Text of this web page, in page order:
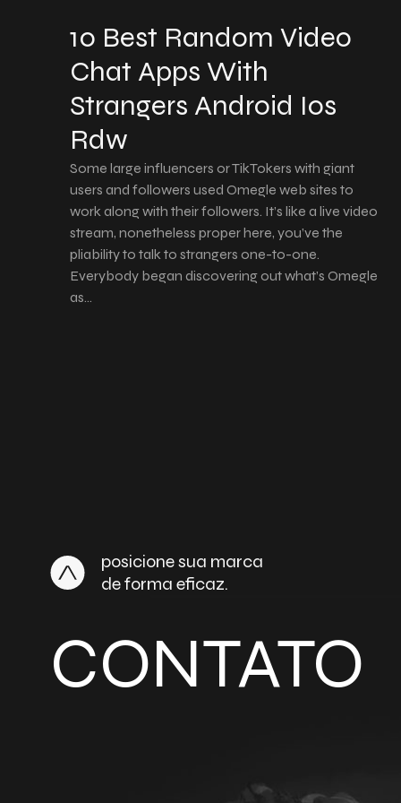
10 Best Random Video
Chat Apps With
Strangers Android Ios
Rdw
Some large influencers or TikTokers with giant
users and followers used Omegle web sites to
work along with their followers. It’s like a live video
stream, nonetheless proper here, you’ve the
pliability to talk to strangers one-to-one.
Everybody began discovering out what’s Omegle
as…
posicione sua marca
de forma eficaz.
CONTATO